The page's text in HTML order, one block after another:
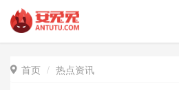
 首页 热点资讯